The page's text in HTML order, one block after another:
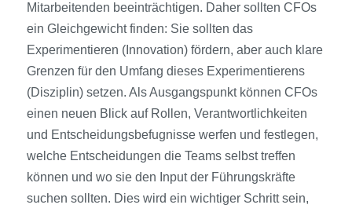
Mitarbeitenden beeinträchtigen. Daher sollten CFOs
ein Gleichgewicht finden: Sie sollten das
Experimentieren (Innovation) fördern, aber auch klare
Grenzen für den Umfang dieses Experimentierens
(Disziplin) setzen. Als Ausgangspunkt können CFOs
einen neuen Blick auf Rollen, Verantwortlichkeiten
und Entscheidungsbefugnisse werfen und festlegen,
welche Entscheidungen die Teams selbst treffen
können und wo sie den Input der Führungskräfte
suchen sollten. Dies wird ein wichtiger Schritt sein,